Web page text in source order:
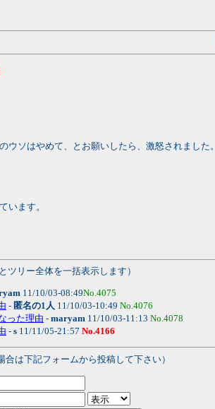
ウソはやめて、とお願いしたら、激怒されました。
います。
ツリー全体を一括表示します）
11/10/03-08:49No.4075
- 匿名の1人 11/10/03-10:49 No.4076
った理由 - maryam 11/10/03-11:13 No.4078
- s 11/11/05-21:57 No.4166
合は下記フォームから投稿して下さい）